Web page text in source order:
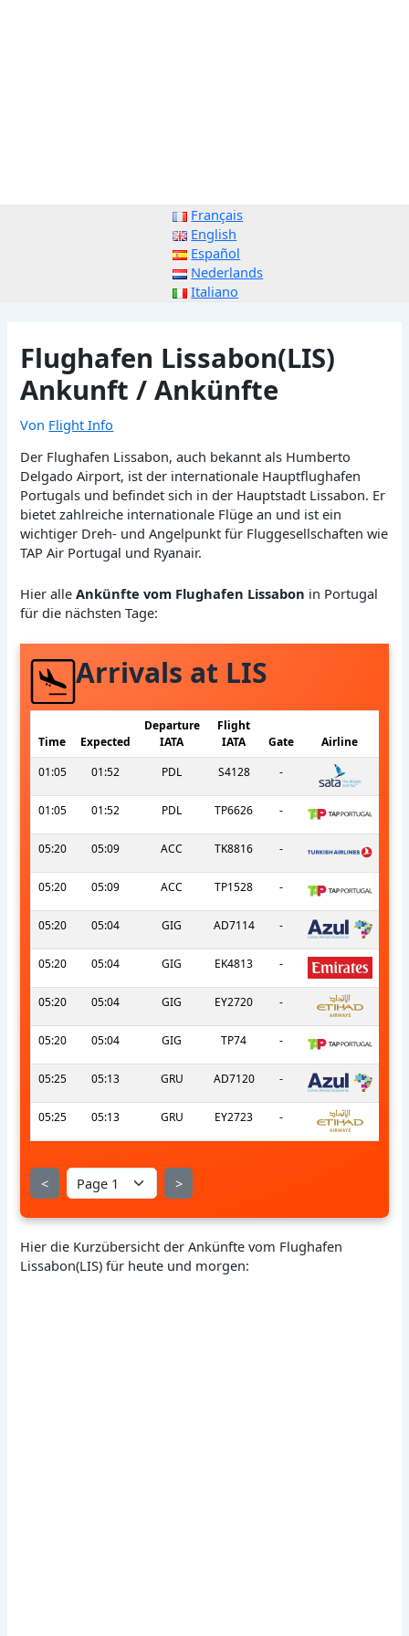
Français
English
Español
Nederlands
Italiano
Flughafen Lissabon(LIS)
Ankunft / Ankünfte
Von Flight Info
Der Flughafen Lissabon, auch bekannt als Humberto
Delgado Airport, ist der internationale Hauptflughafen
Portugals und befindet sich in der Hauptstadt Lissabon. Er
bietet zahlreiche internationale Flüge an und ist ein
wichtiger Dreh- und Angelpunkt für Fluggesellschaften wie
TAP Air Portugal und Ryanair.
Hier alleAnkünfte vom Flughafen Lissabon in Portugal
für die nächsten Tage:
Arrivals at LIS
Time Expected
Departure
IATA
Flight
IATA
Gate
Airline
01:05
01:52 PDL S4128 -
01:05 01:52 PDL TP6626 -
05:20 05:09 ACC TK8816 -
05:20 05:09 ACC TP1528 -
05:20 05:04 GIG AD7114 -
05:20 05:04 GIG EK4813 -
05:20 05:04 GIG EY2720 -
05:20 05:04 GIG TP74 -
05:25 05:13 GRU AD7120 -
05:25 05:13 GRU EY2723 -
< >
Hier die Kurzübersicht der Ankünfte vom Flughafen
Lissabon(LIS) für heute und morgen: